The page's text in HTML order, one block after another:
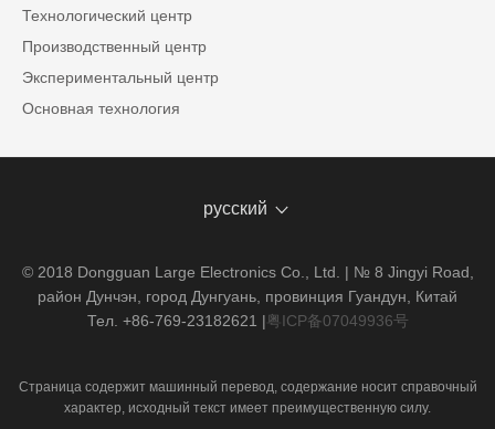
Технологический центр
Производственный центр
Экспериментальный центр
Основная технология
русский
© 2018 Dongguan Large Electronics Co., Ltd. | № 8 Jingyi Road,
район Дунчэн, город Дунгуань, провинция Гуандун, Китай
Тел. +86-769-23182621 |粤ICP备07049936号
Страница содержит машинный перевод, содержание носит справочный
характер, исходный текст имеет преимущественную силу.